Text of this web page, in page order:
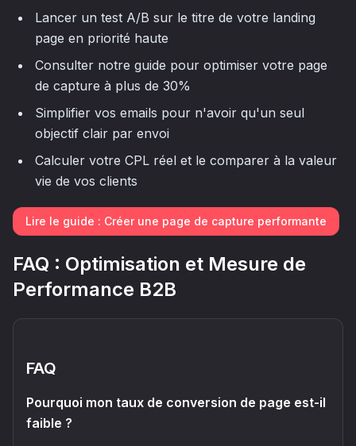
Lancer un test A/B sur le titre de votre landing
page en priorité haute
Consulter notre guide pour optimiser votre page
de capture à plus de 30%
Simplifier vos emails pour n'avoir qu'un seul
objectif clair par envoi
Calculer votre CPL réel et le comparer à la valeur
vie de vos clients
Lire le guide : Créer une page de capture performante
FAQ : Optimisation et Mesure de
Performance B2B
FAQ
Pourquoi mon taux de conversion de page est-il
faible ?